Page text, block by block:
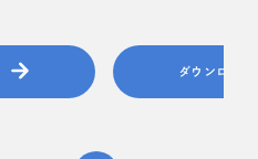
ダウンロード